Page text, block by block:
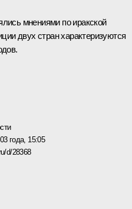
мнениями по иракской
двух стран характеризуются
года, 15:05
d/28368